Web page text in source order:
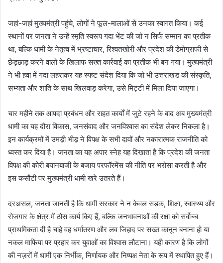
जहां-जहां मुख्यमंत्री पहुंचे, लोगों ने फूल-मालाओं से उनका स्वागत किया। कई
स्थानों पर जनता ने उन्हें स्मृति स्वरूप गदा भेंट की जो न सिर्फ सम्मान का प्रतीक
था, बल्कि धामी के नेतृत्व में भ्रष्टाचार, रिश्वतखोरी और प्रदेश की डेमोग्राफी से
छेड़छाड़ करने वालों के खिलाफ सख्त कार्रवाई का प्रतीक भी बन गया। मुख्यमंत्री
ने भी हवा में गदा लहराकर यह स्पष्ट संदेश दिया कि जो भी उत्तराखंड की संस्कृति,
सभ्यता और शांति के साथ खिलवाड़ करेगा, उसे मिट्टी में मिला दिया जाएगा।
चार महीने तक आपदा प्रबंधन और राहत कार्यों में जुटे रहने के बाद अब मुख्यमंत्री
धामी का यह दौरा विकास, जनसंवाद और जनविश्वास का संदेश लेकर निकला है।
इन कार्यक्रमों में उमड़ी भीड़ ने विपक्ष के सभी दावों और नकारात्मक राजनीति को
ध्वस्त कर दिया है। जनता का यह अपार स्नेह यह दिखाता है कि प्रदेश की जनता
विपक्ष की कोरी बयानबाजी के बजाय परफॉरमेंस की नीति पर भरोसा करती है और
इस कसौटी पर मुख्यमंत्री धामी खरे उतरते हैं।
दरअसल, जनता जानती है कि धामी सरकार ने न केवल सड़क, शिक्षा, स्वास्थ्य और
रोजगार के क्षेत्र में ठोस कार्य किए हैं, बल्कि जनभावनाओं की रक्षा को सर्वोच्च
प्राथमिकता दी है चाहे वह धर्मांतरण और लव जिहाद पर सख्त कानून बनाना हो या
नकल माफिया पर प्रहार कर युवाओं का विश्वास लौटाना। यही कारण है कि लोगों
की नज़रों में धामी एक निर्भीक, निर्णायक और निष्पक्ष नेता के रूप में स्थापित हुए हैं।